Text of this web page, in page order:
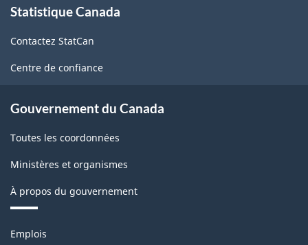
propos
ce
site
Statistique Canada
Contactez StatCan
Centre de confiance
Gouvernement du Canada
Toutes les coordonnées
Ministères et organismes
À propos du gouvernement
Thèmes
Emplois